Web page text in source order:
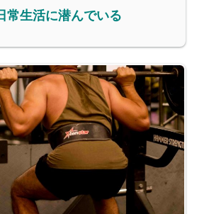
常生活に潜んでいる